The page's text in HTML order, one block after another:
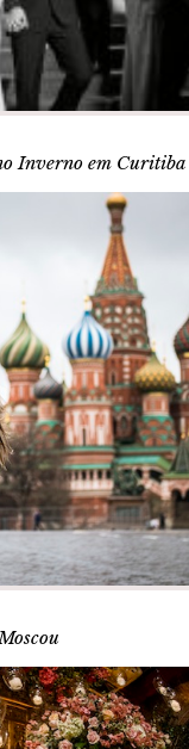
Inverno em Curitiba